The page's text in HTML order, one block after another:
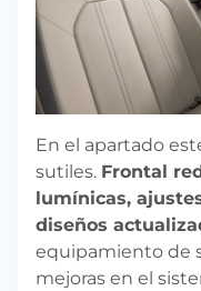
En el apartado
sutiles. Frontal
lumínicas,
diseños
equipamiento de
mejoras en el